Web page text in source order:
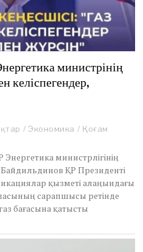
министрінің
келіспегендер,
/ Экономика / Қоғам
Энергетика министрлігінің
ҚР Президенті
қызметі алаңындағы
сарапшысы ретінде
бағасына қатысты